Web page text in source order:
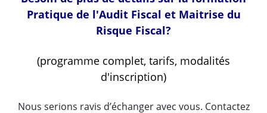
Pratique de l'Audit Fiscal et Maitrise du
Risque Fiscal?
(programme complet, tarifs, modalités
d'inscription)
Nous serions ravis d’échanger avec vous. Contactez